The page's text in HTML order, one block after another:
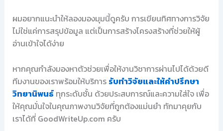
ผมอยากแนะนำให้ลองมองมุมนี้ดูครับ การเขียนทิศทางการวิจัย
ไม่ใช่แค่การสรุปข้อมูล แต่เป็นการสร้างโครงสร้างที่ช่วยให้ผู้
อ่านเข้าใจได้ง่าย
หากคุณกำลังมองหาตัวช่วยเพื่อให้งานวิชาการผ่านไปได้ด้วยดี
ทีมงานของเราพร้อมให้บริการ รับทำวิจัยและให้คำปรึกษา
วิทยานิพนธ์ทุกระดับชั้น ด้วยประสบการณ์และความใส่ใจ เพื่อ
ให้คุณมั่นใจในคุณภาพงานวิจัยที่ถูกต้องแม่นยำ ทักมาคุยกับ
เราได้ที่ GoodWriteUp.com ครับ